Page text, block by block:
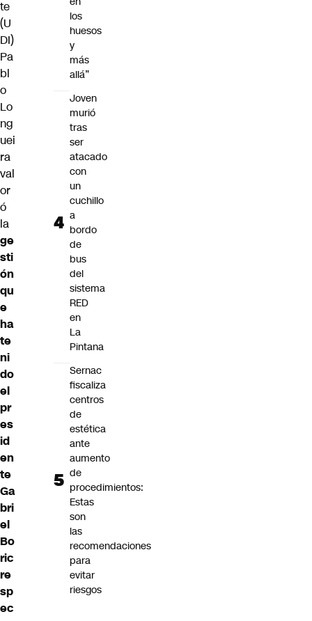
te
(U
DI)
Pa
bl
o
Lo
ng
uei
ra
val
or
ó
la
ge
sti
ón
qu
e
ha
te
ni
do
el
pr
es
id
en
te
Ga
bri
el
Bo
ric
re
sp
ec
los
huesos
y
más
allá”
Joven
murió
tras
ser
atacado
con
un
cuchillo
a
bordo
de
bus
del
sistema
RED
en
La
Pintana
Sernac
fiscaliza
centros
de
estética
ante
aumento
de
procedimientos:
Estas
son
las
recomendaciones
para
evitar
riesgos